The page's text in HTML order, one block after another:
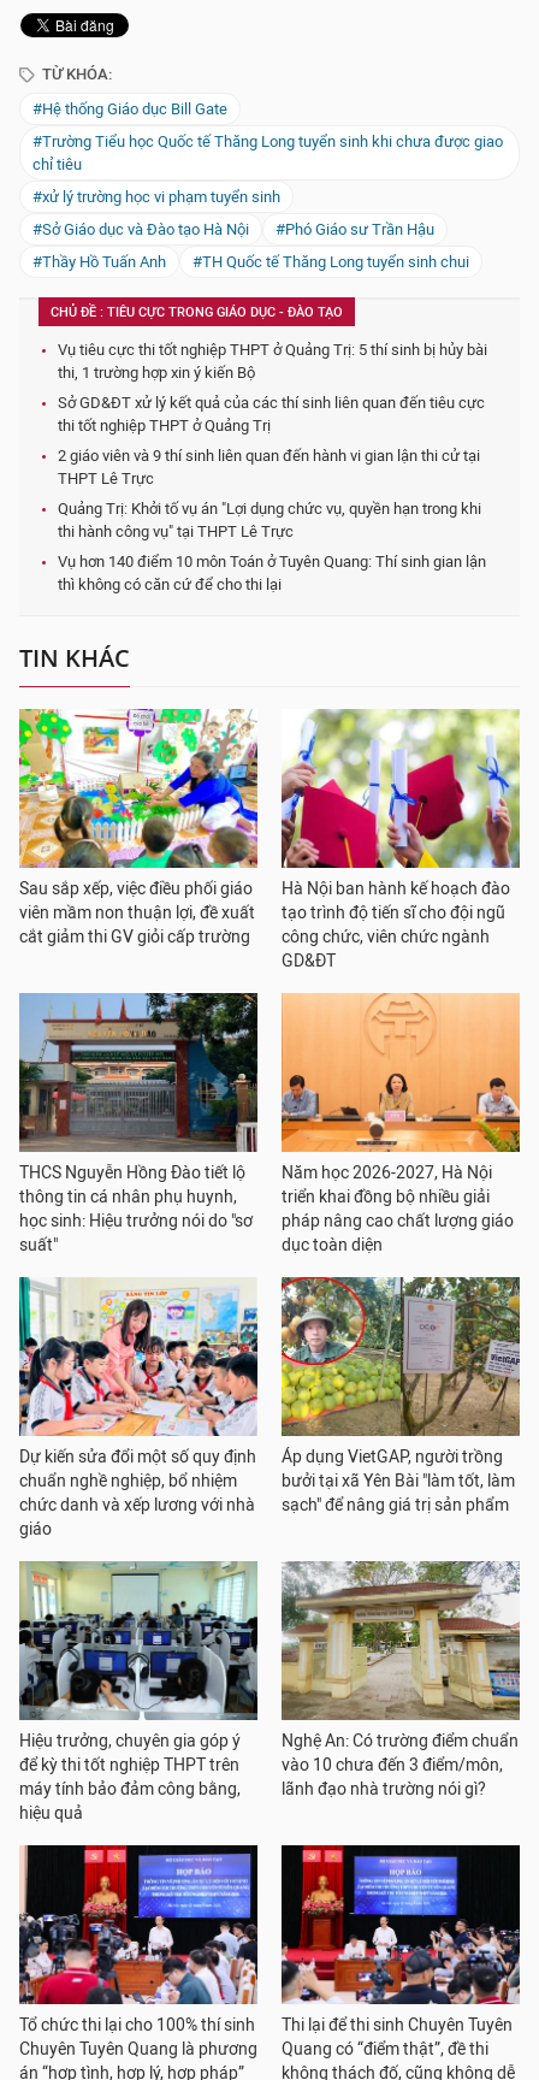
TỪ KHÓA:
#Hệ thống Giáo dục Bill Gate
#Trường Tiểu học Quốc tế Thăng Long tuyển sinh khi chưa được giao
chỉ tiêu
#xử lý trường học vi phạm tuyển sinh
#Sở Giáo dục và Đào tạo Hà Nội
#Phó Giáo sư Trần Hậu
#Thầy Hồ Tuấn Anh
#TH Quốc tế Thăng Long tuyển sinh chui
CHỦ ĐỀ : TIÊU CỰC TRONG GIÁO DỤC - ĐÀO TẠO
Vụ tiêu cực thi tốt nghiệp THPT ở Quảng Trị: 5 thí sinh bị hủy bài
thi, 1 trường hợp xin ý kiến Bộ
Sở GD&ĐT xử lý kết quả của các thí sinh liên quan đến tiêu cực
thi tốt nghiệp THPT ở Quảng Trị
2 giáo viên và 9 thí sinh liên quan đến hành vi gian lận thi cử tại
THPT Lê Trực
Quảng Trị: Khởi tố vụ án "Lợi dụng chức vụ, quyền hạn trong khi
thi hành công vụ" tại THPT Lê Trực
Vụ hơn 140 điểm 10 môn Toán ở Tuyên Quang: Thí sinh gian lận
thì không có căn cứ để cho thi lại
TIN KHÁC
Sau sắp xếp, việc điều phối giáo
viên mầm non thuận lợi, đề xuất
cắt giảm thi GV giỏi cấp trường
Hà Nội ban hành kế hoạch đào
tạo trình độ tiến sĩ cho đội ngũ
công chức, viên chức ngành
GD&ĐT
THCS Nguyễn Hồng Đào tiết lộ
thông tin cá nhân phụ huynh,
học sinh: Hiệu trưởng nói do "sơ
suất"
Năm học 2026-2027, Hà Nội
triển khai đồng bộ nhiều giải
pháp nâng cao chất lượng giáo
dục toàn diện
Dự kiến sửa đổi một số quy định
chuẩn nghề nghiệp, bổ nhiệm
chức danh và xếp lương với nhà
giáo
Áp dụng VietGAP, người trồng
bưởi tại xã Yên Bài "làm tốt, làm
sạch" để nâng giá trị sản phẩm
Hiệu trưởng, chuyên gia góp ý
để kỳ thi tốt nghiệp THPT trên
máy tính bảo đảm công bằng,
hiệu quả
Nghệ An: Có trường điểm chuẩn
vào 10 chưa đến 3 điểm/môn,
lãnh đạo nhà trường nói gì?
Tổ chức thi lại cho 100% thí sinh
Chuyên Tuyên Quang là phương
án “hợp tình, hợp lý, hợp pháp”
Thi lại để thi sinh Chuyên Tuyên
Quang có “điểm thật”, đề thi
không thách đố, cũng không dễ